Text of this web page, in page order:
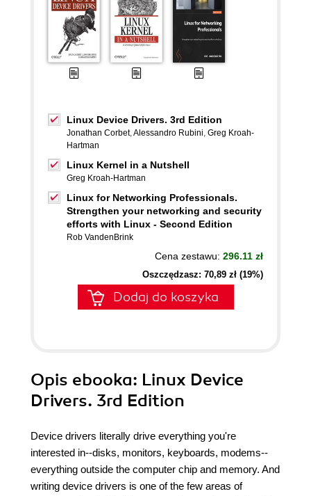
Linux Device Drivers. 3rd Edition
Jonathan Corbet,Alessandro Rubini, Greg Kroah-
Hartman
Linux Kernel in a Nutshell
Greg Kroah-Hartman
Linux for Networking Professionals.
Strengthen your networking and security
efforts with Linux - Second Edition
Rob VandenBrink
Cena zestawu: 296.11 zł
Oszczędzasz: 70,89 zł (19%)
Dodaj do koszyka
Opis ebooka: Linux Device
Drivers. 3rd Edition
Device drivers literally drive everything you're
interested in--disks, monitors, keyboards, modems--
everything outside the computer chip and memory. And
writing device drivers is one of the few areas of